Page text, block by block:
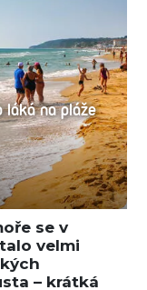
láká na pláže
se v
velmi
– krátká